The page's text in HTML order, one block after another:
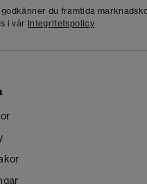
du framtida
i vår Integritetspolicy